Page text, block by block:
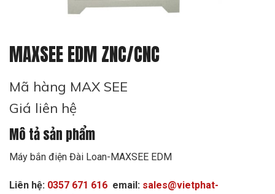
MAXSEE EDM ZNC/CNC
Mã hàng MAX SEE
Giá liên hệ
Mô tả sản phẩm
Máy bắn điện Đài Loan-MAXSEE EDM
Liên hệ: 0357 671 616 email: sales@vietphat-